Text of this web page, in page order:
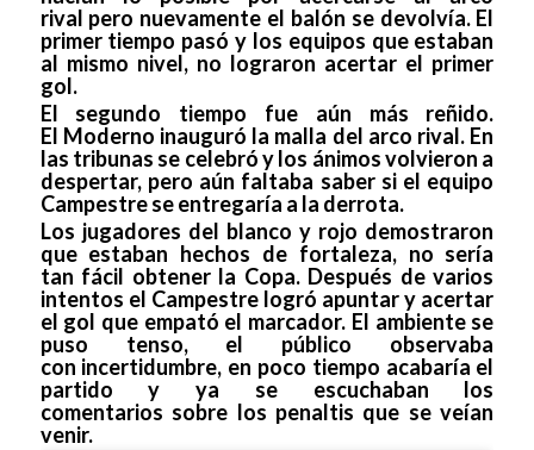
rival pero nuevamente el balón se devolvía. El
primer tiempo pasó y los equipos que estaban
al mismo nivel, no lograron acertar el primer
gol.
El segundo tiempo fue aún más reñido.
El Moderno inauguró la malla del arco rival. En
las tribunas se celebró y los ánimos volvieron a
despertar, pero aún faltaba saber si el equipo
Campestre se entregaría a la derrota.
Los jugadores del blanco y rojo demostraron
que estaban hechos de fortaleza, no sería
tan fácil obtener la Copa. Después de varios
intentos el Campestre logró apuntar y acertar
el gol que empató el marcador. El ambiente se
puso tenso, el público observaba
con incertidumbre, en poco tiempo acabaría el
partido y ya se escuchaban los
comentarios sobre los penaltis que se veían
venir.